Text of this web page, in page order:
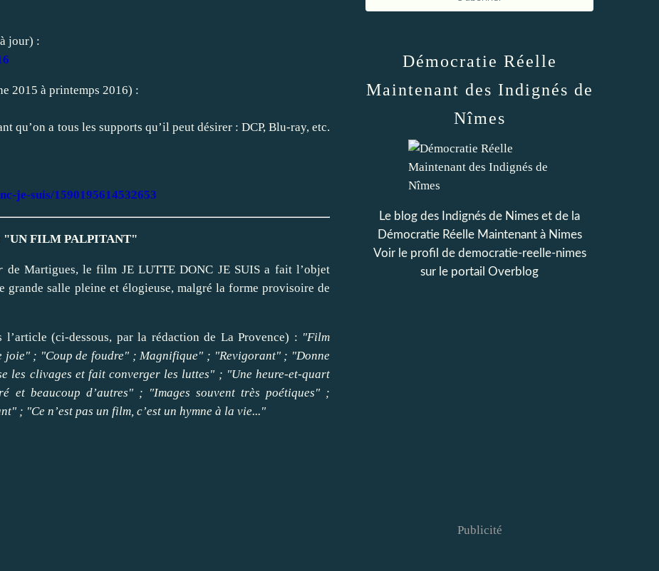
jour) :
2015 à printemps 2016) :
qu’on a tous les supports qu’il peut désirer : DCP, Blu-ray, etc.
je-suis/1590195614532653
"UN FILM PALPITANT"
de Martigues, le film JE LUTTE DONC JE SUIS a fait l’objet
grande salle pleine et élogieuse, malgré la forme provisoire de
l’article (ci-dessous, par la rédaction de La Provence) : "Film
joie" ; "Coup de foudre" ; Magnifique" ; "Revigorant" ; "Donne
les clivages et fait converger les luttes" ; "Une heure-et-quart
et beaucoup d’autres" ; "Images souvent très poétiques" ;
; "Ce n’est pas un film, c’est un hymne à la vie..."
Démocratie Réelle
Maintenant des Indignés de
Nîmes
Le blog des Indignés de Nimes et de la
Démocratie Réelle Maintenant à Nimes
Voir le profil de democratie-reelle-nimes
sur le portail Overblog
Publicité